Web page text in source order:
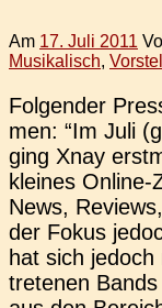
Am 17. Juli 2011
Musikalisch,
Fol­gen­der
men: “Im Juli
ging Xnay
klei­nes
News,
der Fokus
hat sich
tre­te­nen